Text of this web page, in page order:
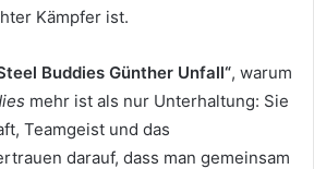
Kämpfer ist.
Buddies Günther Unfall“, warum
mehr ist als nur Unterhaltung: Sie
Teamgeist und das
darauf, dass man gemeinsam